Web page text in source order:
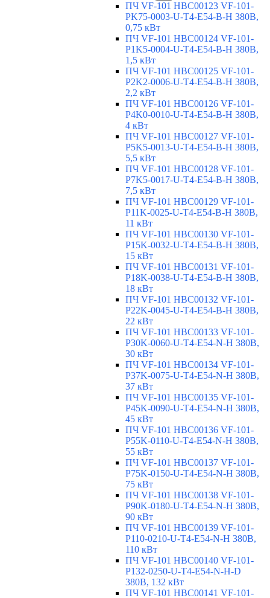
ПЧ VF-101 HBC00123 VF-101-
PK75-0003-U-T4-E54-B-H 380В,
0,75 кВт
ПЧ VF-101 HBC00124 VF-101-
P1K5-0004-U-T4-E54-B-H 380В,
1,5 кВт
ПЧ VF-101 HBC00125 VF-101-
P2K2-0006-U-T4-E54-B-H 380В,
2,2 кВт
ПЧ VF-101 HBC00126 VF-101-
P4K0-0010-U-T4-E54-B-H 380В,
4 кВт
ПЧ VF-101 HBC00127 VF-101-
P5K5-0013-U-T4-E54-B-H 380В,
5,5 кВт
ПЧ VF-101 HBC00128 VF-101-
P7K5-0017-U-T4-E54-B-H 380В,
7,5 кВт
ПЧ VF-101 HBC00129 VF-101-
P11K-0025-U-T4-E54-B-H 380В,
11 кВт
ПЧ VF-101 HBC00130 VF-101-
P15K-0032-U-T4-E54-B-H 380В,
15 кВт
ПЧ VF-101 HBC00131 VF-101-
P18K-0038-U-T4-E54-B-H 380В,
18 кВт
ПЧ VF-101 HBC00132 VF-101-
P22K-0045-U-T4-E54-B-H 380В,
22 кВт
ПЧ VF-101 HBC00133 VF-101-
P30K-0060-U-T4-E54-N-H 380В,
30 кВт
ПЧ VF-101 HBC00134 VF-101-
P37K-0075-U-T4-E54-N-H 380В,
37 кВт
ПЧ VF-101 HBC00135 VF-101-
P45K-0090-U-T4-E54-N-H 380В,
45 кВт
ПЧ VF-101 HBC00136 VF-101-
P55K-0110-U-T4-E54-N-H 380В,
55 кВт
ПЧ VF-101 HBC00137 VF-101-
P75K-0150-U-T4-E54-N-H 380В,
75 кВт
ПЧ VF-101 HBC00138 VF-101-
P90K-0180-U-T4-E54-N-H 380В,
90 кВт
ПЧ VF-101 HBC00139 VF-101-
P110-0210-U-T4-E54-N-H 380В,
110 кВт
ПЧ VF-101 HBC00140 VF-101-
P132-0250-U-T4-E54-N-H-D
380В, 132 кВт
ПЧ VF-101 HBC00141 VF-101-